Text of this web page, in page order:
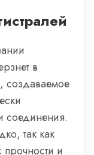
в
создаваемое
соединения.
так как
прочности и